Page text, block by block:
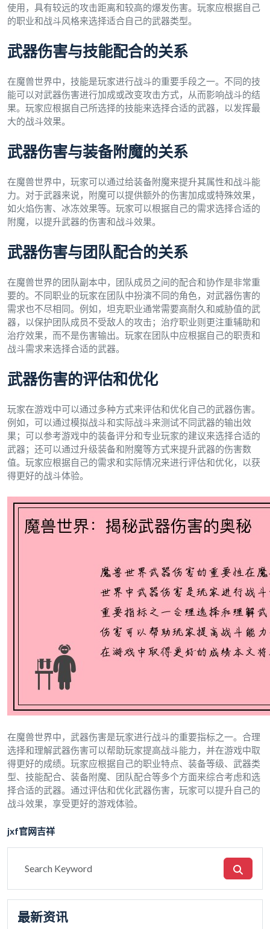
使用，具有较远的攻击距离和较高的爆发伤害。玩家应根据自己
的职业和战斗风格来选择适合自己的武器类型。
武器伤害与技能配合的关系
在魔兽世界中，技能是玩家进行战斗的重要手段之一。不同的技
能可以对武器伤害进行加成或改变攻击方式，从而影响战斗的结
果。玩家应根据自己所选择的技能来选择合适的武器，以发挥最
大的战斗效果。
武器伤害与装备附魔的关系
在魔兽世界中，玩家可以通过给装备附魔来提升其属性和战斗能
力。对于武器来说，附魔可以提供额外的伤害加成或特殊效果，
如火焰伤害、冰冻效果等。玩家可以根据自己的需求选择合适的
附魔，以提升武器的伤害和战斗效果。
武器伤害与团队配合的关系
在魔兽世界的团队副本中，团队成员之间的配合和协作是非常重
要的。不同职业的玩家在团队中扮演不同的角色，对武器伤害的
需求也不尽相同。例如，坦克职业通常需要高耐久和威胁值的武
器，以保护团队成员不受敌人的攻击；治疗职业则更注重辅助和
治疗效果，而不是伤害输出。玩家在团队中应根据自己的职责和
战斗需求来选择合适的武器。
武器伤害的评估和优化
玩家在游戏中可以通过多种方式来评估和优化自己的武器伤害。
例如，可以通过模拟战斗和实际战斗来测试不同武器的输出效
果；可以参考游戏中的装备评分和专业玩家的建议来选择合适的
武器；还可以通过升级装备和附魔等方式来提升武器的伤害数
值。玩家应根据自己的需求和实际情况来进行评估和优化，以获
得更好的战斗体验。
在魔兽世界中，武器伤害是玩家进行战斗的重要指标之一。合理
选择和理解武器伤害可以帮助玩家提高战斗能力，并在游戏中取
得更好的成绩。玩家应根据自己的职业特点、装备等级、武器类
型、技能配合、装备附魔、团队配合等多个方面来综合考虑和选
择合适的武器。通过评估和优化武器伤害，玩家可以提升自己的
战斗效果，享受更好的游戏体验。
jxf官网吉祥
最新资讯